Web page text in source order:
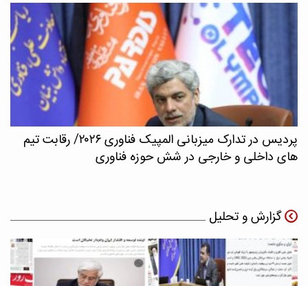
پردیس در تدارک میزبانی المپیک فناوری ۲۰۲۶/ رقابت تیم
های داخلی و خارجی در شش حوزه فناوری
گزارش و تحلیل